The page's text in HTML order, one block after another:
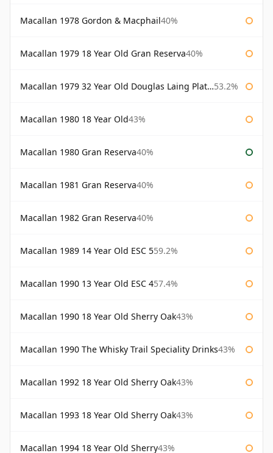
Macallan 1978 Gordon & Macphail40%
Macallan 1979 18 Year Old Gran Reserva40%
Macallan 1979 32 Year Old Douglas Laing Platinum Platinum Selection 53.2%
Macallan 1980 18 Year Old43%
Macallan 1980 Gran Reserva40%
Macallan 1981 Gran Reserva40%
Macallan 1982 Gran Reserva40%
Macallan 1989 14 Year Old ESC 559.2%
Macallan 1990 13 Year Old ESC 457.4%
Macallan 1990 18 Year Old Sherry Oak43%
Macallan 1990 The Whisky Trail Speciality Drinks43%
Macallan 1992 18 Year Old Sherry Oak43%
Macallan 1993 18 Year Old Sherry Oak43%
Macallan 1994 18 Year Old Sherry43%